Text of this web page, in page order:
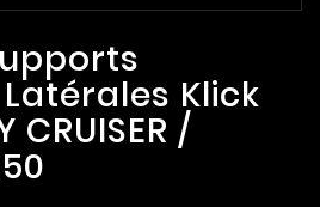
Klick
CRUISER /